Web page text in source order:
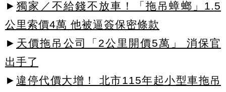
► 獨家／不給錢不放車！「拖吊蟑螂」1.5
公里索價4萬 他被逼簽保密條款
► 天價拖吊公司「2公里開價5萬」 消保官
出手了
► 違停代價大增！ 北市115年起小型車拖吊